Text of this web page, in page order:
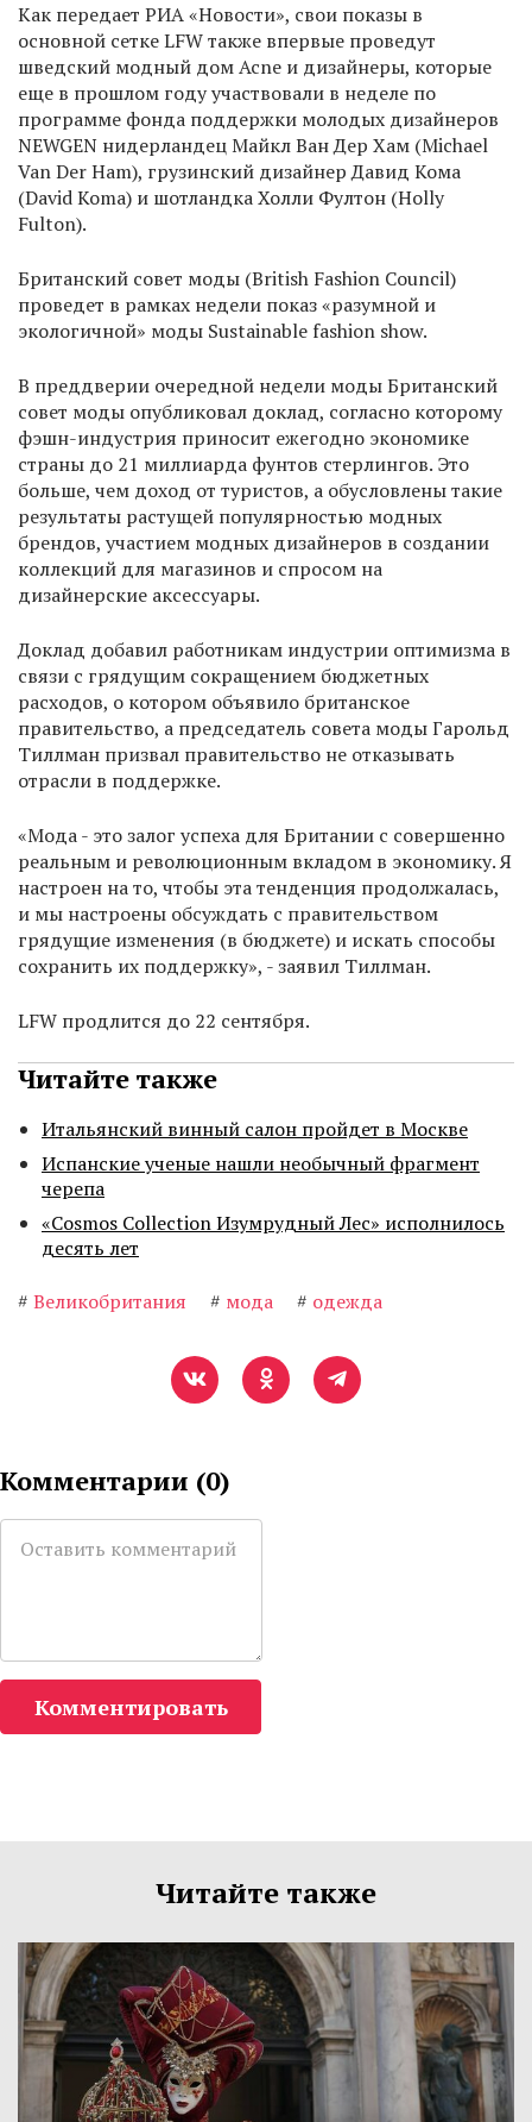
Как передает РИА «Новости», свои показы в
основной сетке LFW также впервые проведут
шведский модный дом Acne и дизайнеры, которые
еще в прошлом году участвовали в неделе по
программе фонда поддержки молодых дизайнеров
NEWGEN нидерландец Майкл Ван Дер Хам (Michael
Van Der Ham), грузинский дизайнер Давид Кома
(David Koma) и шотландка Холли Фултон (Holly
Fulton).
Британский совет моды (British Fashion Council)
проведет в рамках недели показ «разумной и
экологичной» моды Sustainable fashion show.
В преддверии очередной недели моды Британский
совет моды опубликовал доклад, согласно которому
фэшн-индустрия приносит ежегодно экономике
страны до 21 миллиарда фунтов стерлингов. Это
больше, чем доход от туристов, а обусловлены такие
результаты растущей популярностью модных
брендов, участием модных дизайнеров в создании
коллекций для магазинов и спросом на
дизайнерские аксессуары.
Доклад добавил работникам индустрии оптимизма в
связи с грядущим сокращением бюджетных
расходов, о котором объявило британское
правительство, а председатель совета моды Гарольд
Тиллман призвал правительство не отказывать
отрасли в поддержке.
«Мода - это залог успеха для Британии с совершенно
реальным и революционным вкладом в экономику. Я
настроен на то, чтобы эта тенденция продолжалась,
и мы настроены обсуждать с правительством
грядущие изменения (в бюджете) и искать способы
сохранить их поддержку», - заявил Тиллман.
LFW продлится до 22 сентября.
Читайте также
Итальянский винный салон пройдет в Москве
Испанские ученые нашли необычный фрагмент
черепа
«Cosmos Collection Изумрудный Лес» исполнилось
десять лет
# Великобритания # мода # одежда
Комментарии (0)
Комментировать
Читайте также